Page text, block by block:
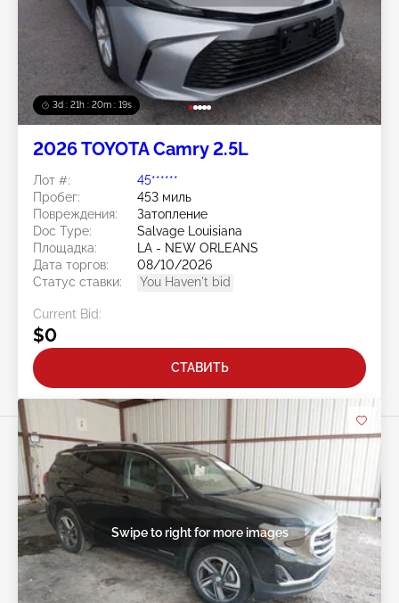
3d : 21h : 20m : 15s
2026 TOYOTA Camry 2.5L
Лот #:
45******
Пробег:
453 миль
Повреждения:
Затопление
Doc Type:
Salvage Louisiana
Площадка:
LA - NEW ORLEANS
Дата торгов:
08/10/2026
Статус ставки:
You Haven't bid
Current Bid:
$0
СТАВИТЬ
Swipe to right for more images